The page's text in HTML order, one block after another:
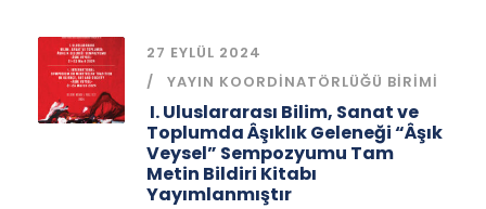
27 EYLÜL 2024
YAYIN KOORDINATÖRLÜĞÜ BIRIMI
I. Uluslararası Bilim, Sanat ve
Toplumda Âşıklık Geleneği “Âşık
Veysel” Sempozyumu Tam
Metin Bildiri Kitabı
Yayımlanmıştır